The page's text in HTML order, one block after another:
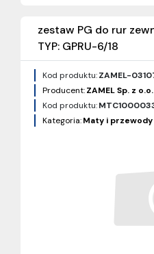
zestaw PG do rur
TYP: GPRU-6/18
Kod produktu:ZAMEL-
Producent:ZAMEL Sp. z o.o.
Kod produktu:
Kategoria:Maty i